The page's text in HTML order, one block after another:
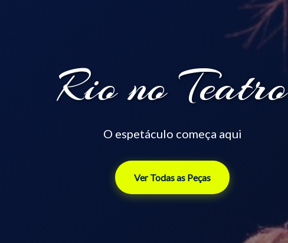
Rio no Teatro
O espetáculo começa aqui
Ver Todas as Peças